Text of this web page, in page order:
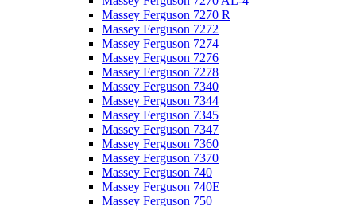
Massey Ferguson 7270 R
Massey Ferguson 7272
Massey Ferguson 7274
Massey Ferguson 7276
Massey Ferguson 7278
Massey Ferguson 7340
Massey Ferguson 7344
Massey Ferguson 7345
Massey Ferguson 7347
Massey Ferguson 7360
Massey Ferguson 7370
Massey Ferguson 740
Massey Ferguson 740E
Massey Ferguson 750